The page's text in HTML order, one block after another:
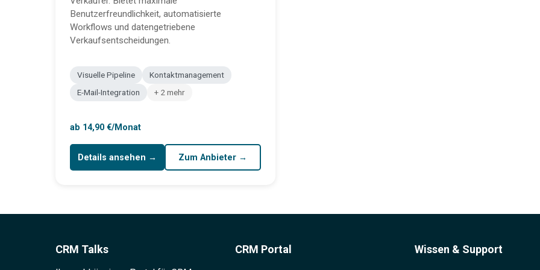
Benutzerfreundlichkeit, automatisierte
Workflows und datengetriebene
Verkaufsentscheidungen.
Visuelle Pipeline
Kontaktmanagement
E-Mail-Integration
+ 2 mehr
ab 14,90 €/Monat
Details ansehen → Zum Anbieter →
CRM Talks CRM Portal Wissen & Support